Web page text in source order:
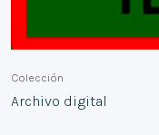
Colección
Archivo digital